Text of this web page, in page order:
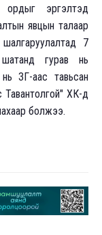
ордыг эргэлтэд
явцын талаар
шалгаруулалтад 7
гурав нь
ЗГ-аас тавьсан
Тавантолгой" ХК-д
болжээ.